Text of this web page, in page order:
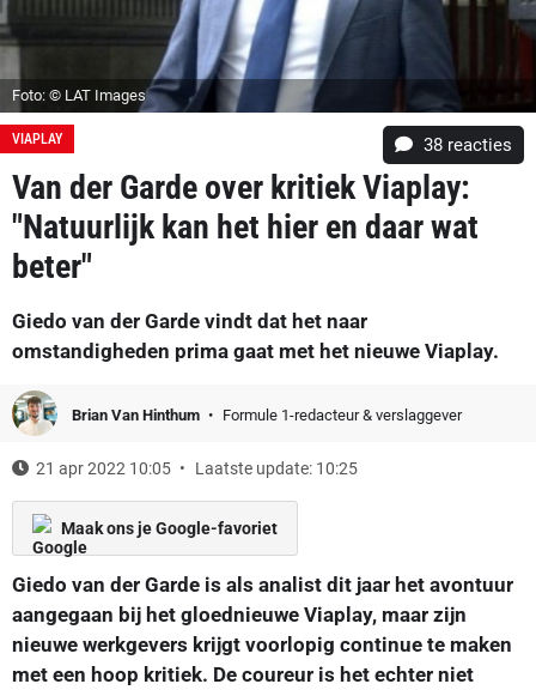
Foto: © LAT Images
VIAPLAY 38 reacties
Van der Garde over kritiek Viaplay:
"Natuurlijk kan het hier en daar wat
beter"
Giedo van der Garde vindt dat het naar
omstandigheden prima gaat met het nieuwe Viaplay.
Brian Van Hinthum Formule 1-redacteur & verslaggever
21 apr 2022 10:05 Laatste update: 10:25
Maak ons je Google-favoriet
Giedo van der Garde is als analist dit jaar het avontuur
aangegaan bij het gloednieuwe Viaplay, maar zijn
nieuwe werkgevers krijgt voorlopig continue te maken
met een hoop kritiek. De coureur is het echter niet